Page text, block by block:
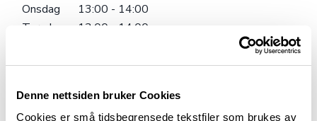
Denne nettsiden bruker Cookies
Cookies er små tidsbegrensede tekstfiler som brukes av
Onsdag
13:00 - 14:00
Torsdag
13:00 - 14:00
Lørdag
Mandag